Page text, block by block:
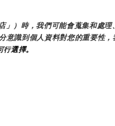
）時，我們可能會蒐集和處
識到個人資料對您的重要性，
行選擇。